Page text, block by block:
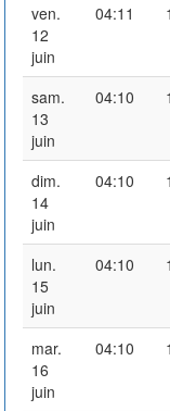
ven.
12
juin
04:11
sam.
13
juin
04:10
dim.
14
juin
04:10
lun.
15
juin
04:10
mar.
16
juin
04:10